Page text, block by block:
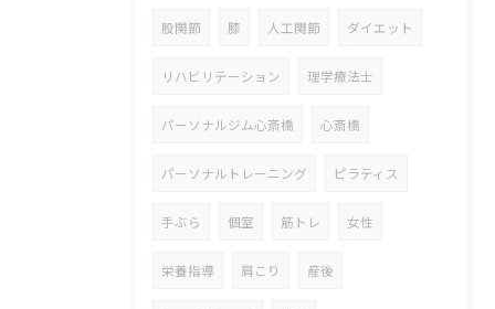
股関節 膝 人工関節 ダイエット
リハビリテーション 理学療法士
パーソナルジム心斎橋 心斎橋
パーソナルトレーニング ピラティス
手ぶら 個室 筋トレ 女性
栄養指導 肩こり 産後